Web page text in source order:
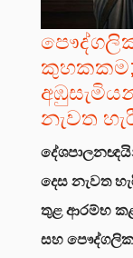
කුහකකම;
නැවත
දෙස නැවත
තුළ ආරම්භ
සහ පෞද්ගලික